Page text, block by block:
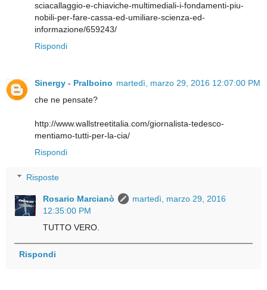
sciacallaggio-e-chiaviche-multimediali-i-fondamenti-piu-
nobili-per-fare-cassa-ed-umiliare-scienza-ed-
informazione/659243/
Rispondi
Sinergy - Pralboino martedì, marzo 29, 2016 12:07:00 PM
che ne pensate?
http://www.wallstreetitalia.com/giornalista-tedesco-
mentiamo-tutti-per-la-cia/
Rispondi
Risposte
Rosario Marcianò
martedì, marzo 29, 2016
12:35:00 PM
TUTTO VERO.
Rispondi